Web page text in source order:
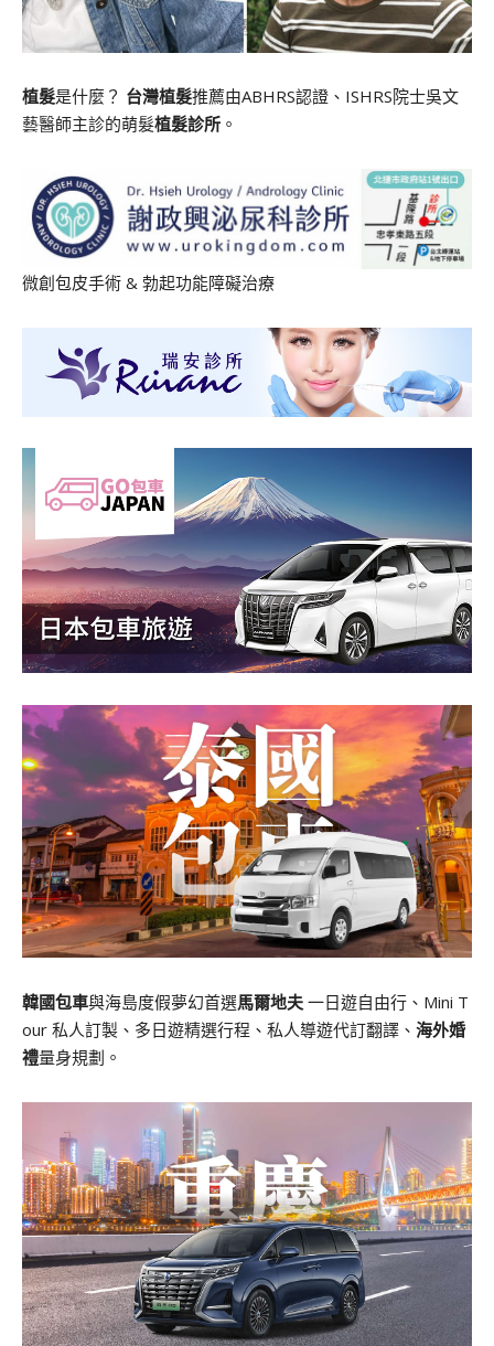
植髮是什麼？ 台灣植髮推薦由ABHRS認證、ISHRS院士吳文
藝醫師主診的萌髮植髮診所 。
微創包皮手術 & 勃起功能障礙治療
韓國包車與海島度假夢幻首選馬爾地夫 一日遊自由行、Mini T
our 私人訂製、多日遊精選行程、私人導遊代訂翻譯、 海外婚
禮量身規劃。